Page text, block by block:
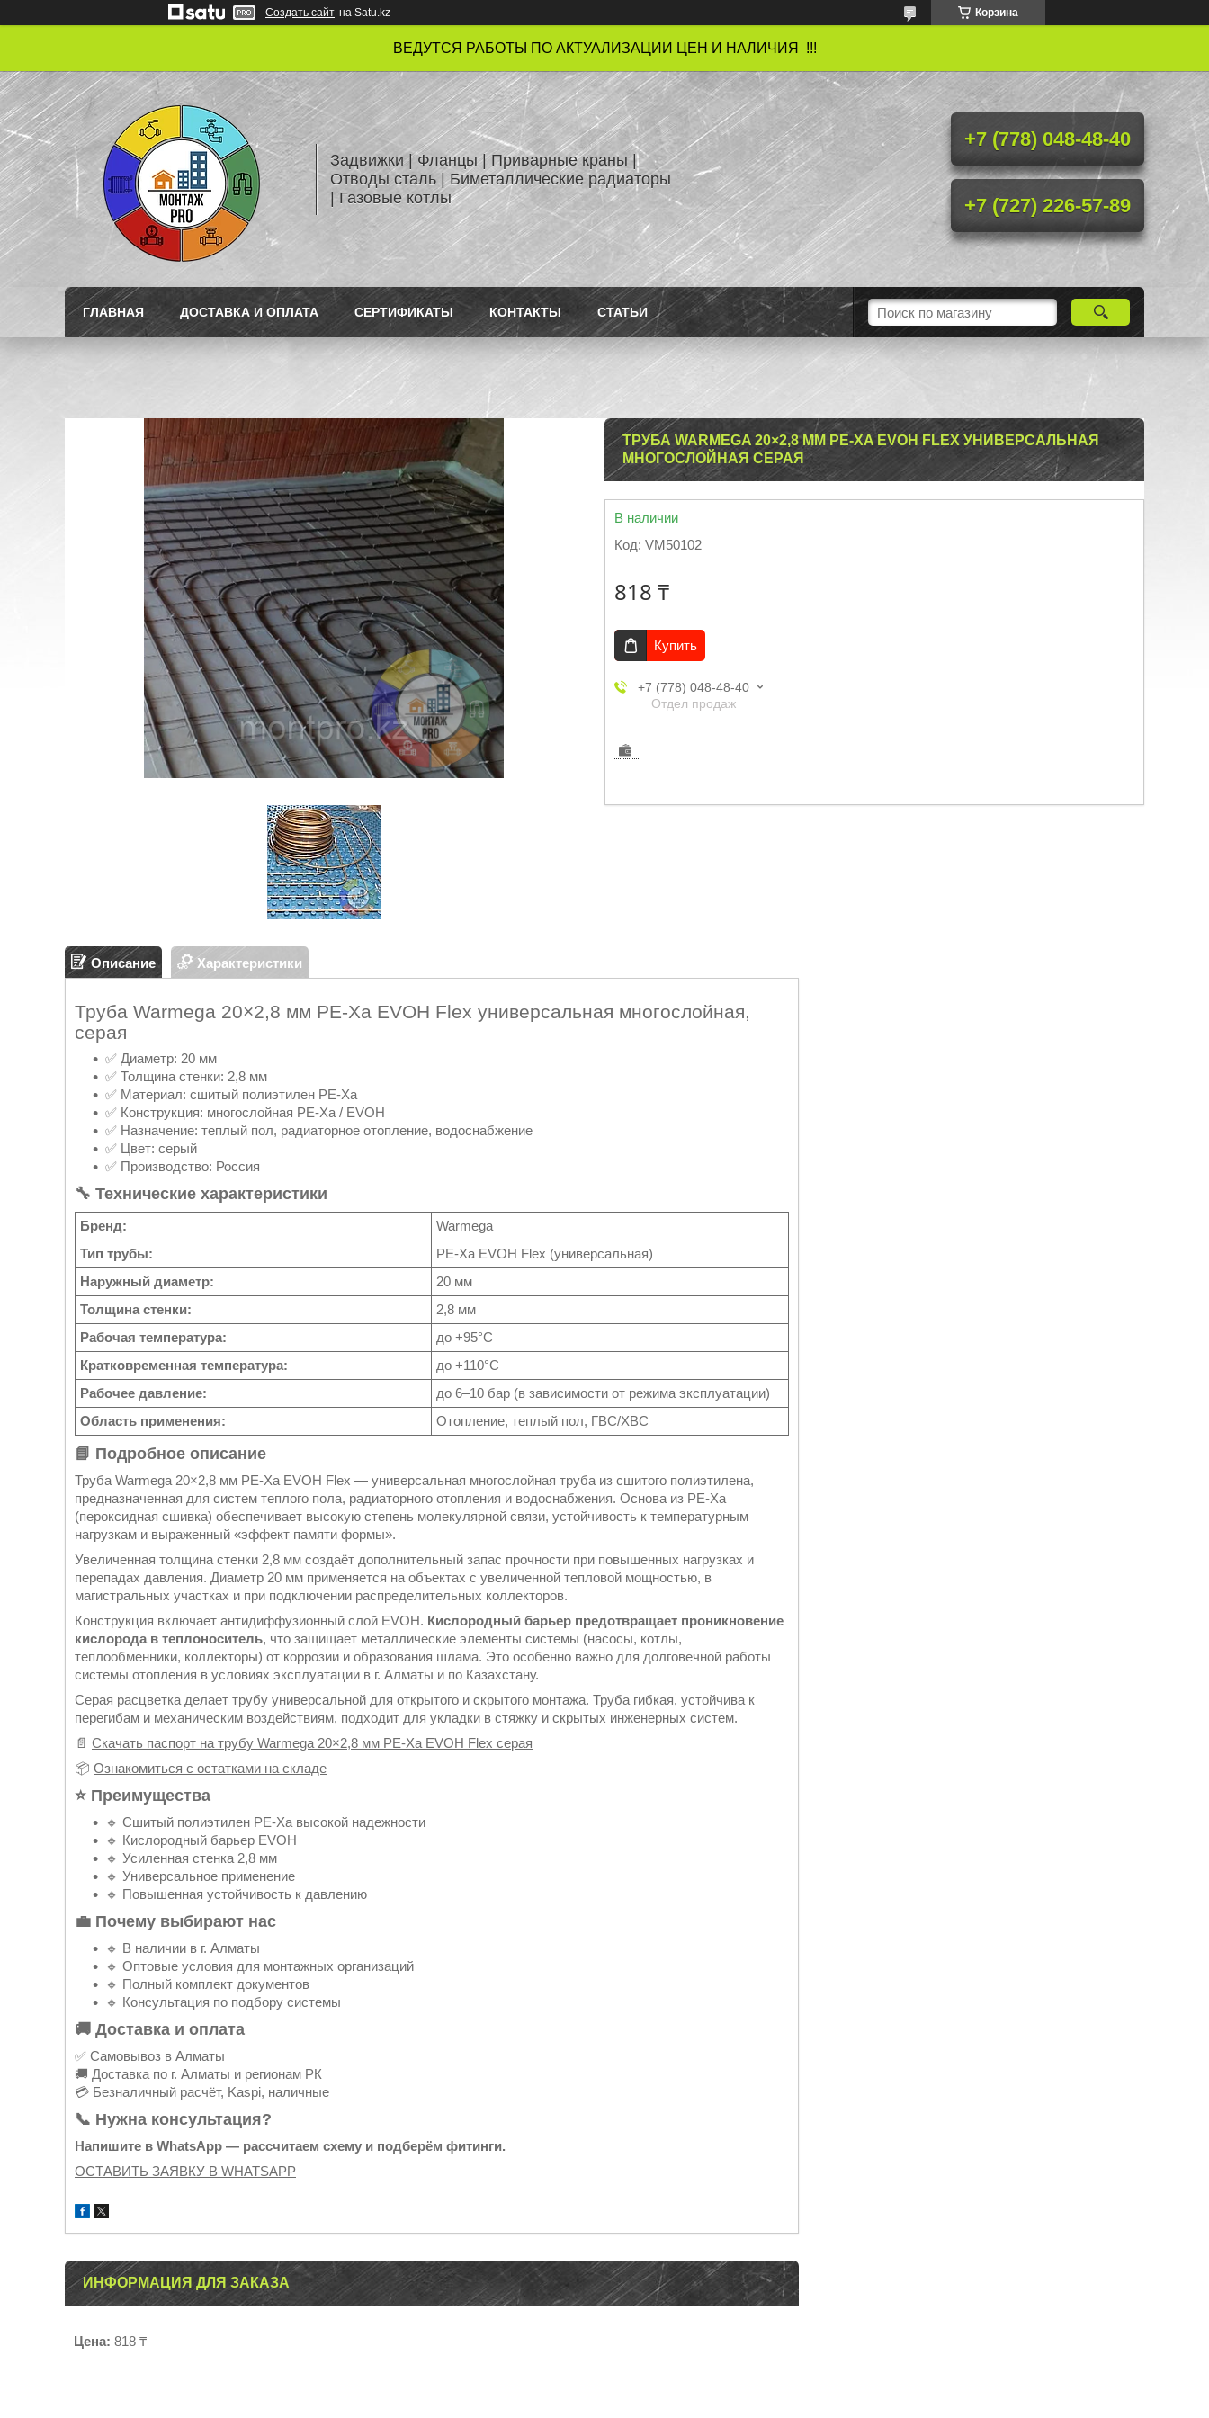
Создать сайт на Satu.kz Корзина
ВЕДУТСЯ РАБОТЫ ПО АКТУАЛИЗАЦИИ ЦЕН И НАЛИЧИЯ !!!
Задвижки | Фланцы | Приварные краны |
Отводы сталь | Биметаллические радиаторы
| Газовые котлы
+7 (778) 048-48-40
+7 (727) 226-57-89
ГЛАВНАЯ ДОСТАВКА И ОПЛАТА СЕРТИФИКАТЫ КОНТАКТЫ СТАТЬИ
ТРУБА WARMEGA 20×2,8 ММ PE-XA EVOH FLEX УНИВЕРСАЛЬНАЯ
МНОГОСЛОЙНАЯ СЕРАЯ
В наличии
Код: VM50102
818 ₸
Купить
+7 (778) 048-48-40
Отдел продаж
Описание Характеристики
Труба Warmega 20×2,8 мм PE-Xa EVOH Flex универсальная многослойная,
серая
✅ Диаметр: 20 мм
✅ Толщина стенки: 2,8 мм
✅ Материал: сшитый полиэтилен PE-Xa
✅ Конструкция: многослойная PE-Xa / EVOH
✅ Назначение: теплый пол, радиаторное отопление, водоснабжение
✅ Цвет: серый
✅ Производство: Россия
🔧 Технические характеристики
Бренд:
Warmega
Тип трубы:
PE-Xa EVOH Flex (универсальная)
Наружный диаметр:
20 мм
Толщина стенки:
2,8 мм
Рабочая температура:
до +95°C
Кратковременная температура:
до +110°C
Рабочее давление:
до 6–10 бар (в зависимости от режима эксплуатации)
Область применения:
Отопление, теплый пол, ГВС/ХВС
📘 Подробное описание
Труба Warmega 20×2,8 мм PE-Xa EVOH Flex — универсальная многослойная труба из сшитого полиэтилена,
предназначенная для систем теплого пола, радиаторного отопления и водоснабжения. Основа из PE-Xa
(пероксидная сшивка) обеспечивает высокую степень молекулярной связи, устойчивость к температурным
нагрузкам и выраженный «эффект памяти формы».
Увеличенная толщина стенки 2,8 мм создаёт дополнительный запас прочности при повышенных нагрузках и
перепадах давления. Диаметр 20 мм применяется на объектах с увеличенной тепловой мощностью, в
магистральных участках и при подключении распределительных коллекторов.
Конструкция включает антидиффузионный слой EVOH. Кислородный барьер предотвращает проникновение
кислорода в теплоноситель, что защищает металлические элементы системы (насосы, котлы,
теплообменники, коллекторы) от коррозии и образования шлама. Это особенно важно для долговечной работы
системы отопления в условиях эксплуатации в г. Алматы и по Казахстану.
Серая расцветка делает трубу универсальной для открытого и скрытого монтажа. Труба гибкая, устойчива к
перегибам и механическим воздействиям, подходит для укладки в стяжку и скрытых инженерных систем.
📄 Скачать паспорт на трубу Warmega 20×2,8 мм PE-Xa EVOH Flex серая
📦 Ознакомиться с остатками на складе
⭐ Преимущества
🔹 Сшитый полиэтилен PE-Xa высокой надежности
🔹 Кислородный барьер EVOH
🔹 Усиленная стенка 2,8 мм
🔹 Универсальное применение
🔹 Повышенная устойчивость к давлению
💼 Почему выбирают нас
🔹 В наличии в г. Алматы
🔹 Оптовые условия для монтажных организаций
🔹 Полный комплект документов
🔹 Консультация по подбору системы
🚚 Доставка и оплата
✅ Самовывоз в Алматы
🚚 Доставка по г. Алматы и регионам РК
💳 Безналичный расчёт, Kaspi, наличные
📞 Нужна консультация?
Напишите в WhatsApp — рассчитаем схему и подберём фитинги.
ОСТАВИТЬ ЗАЯВКУ В WHATSAPP
ИНФОРМАЦИЯ ДЛЯ ЗАКАЗА
Цена: 818 ₸